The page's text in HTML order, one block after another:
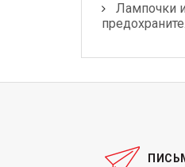
Лампочки и